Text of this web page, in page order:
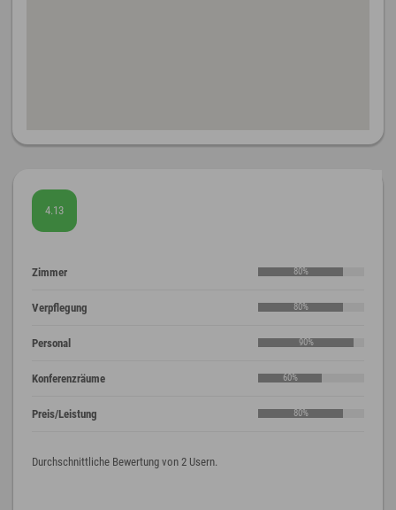
4.13
Zimmer 80%
Verpflegung 80%
Personal 90%
Konferenzräume 60%
Preis/Leistung 80%
Durchschnittliche Bewertung von 2 Usern.